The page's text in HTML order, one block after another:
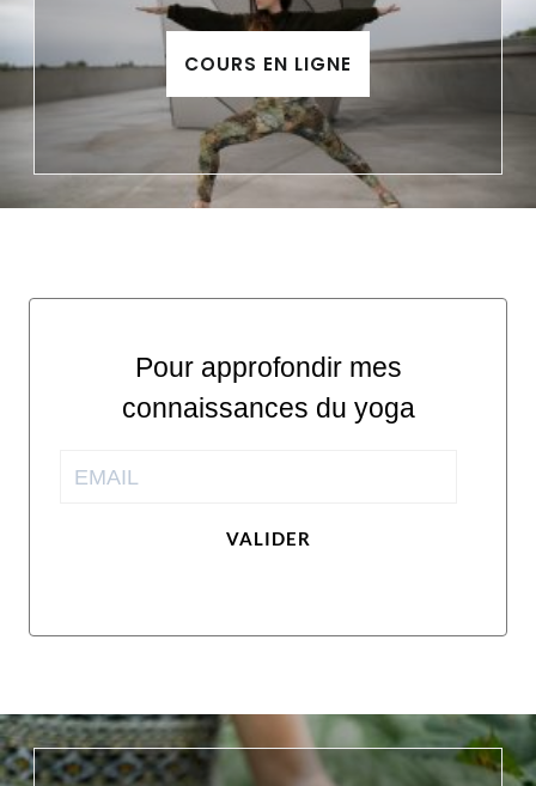
COURS EN LIGNE
Pour approfondir mes
connaissances du yoga
VALIDER